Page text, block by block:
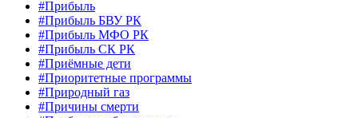
#Прибыль
#Прибыль БВУ РК
#Прибыль МФО РК
#Прибыль СК РК
#Приёмные дети
#Приоритетные программы
#Природный газ
#Причины смерти